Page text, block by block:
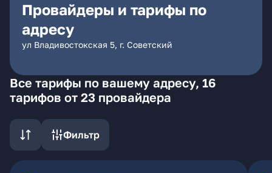
Провайдеры и тарифы по
адресу
ул Владивостокская 5, г. Советский
Все тарифы по вашему адресу, 16
тарифов от 23 провайдера
Фильтр